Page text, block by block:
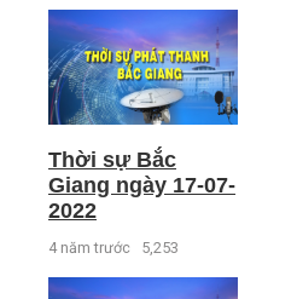
Thời sự Bắc
Giang ngày 17-07-
2022
4 năm trước 5,253